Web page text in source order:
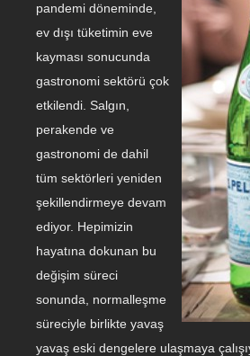
pandemi döneminde,
ev dışı tüketimin eve
kayması sonucunda
gastronomi sektörü çok
etkilendi. Salgın,
perakende ve
gastronomi de dahil
tüm sektörleri yeniden
şekillendirmeye devam
ediyor. Hepimizin
hayatına dokunan bu
değişim süreci
sonunda, normalleşme
süreciyle birlikte yavaş
yavaş eski dengelere ulaşmaya